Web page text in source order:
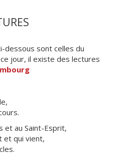
dessous sont celles du
jour, il existe des lectures
et au Saint-Esprit,
et qui vient,